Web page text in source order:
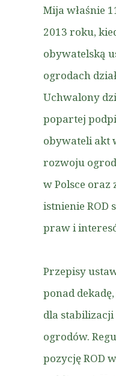
Mija właśnie
2013 roku,
obywatelską
ogrodach
Uchwalony
popartej
obywateli akt
rozwoju
w Polsce oraz
istnienie ROD
praw i
Przepisy
ponad
dla
ogrodów.
pozycję ROD